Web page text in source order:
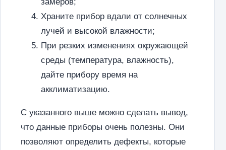
Храните прибор вдали от солнечных
лучей и высокой влажности;
При резких изменениях окружающей
среды (температура, влажность),
дайте прибору время на
акклиматизацию.
С указанного выше можно сделать вывод,
что данные приборы очень полезны. Они
позволяют определить дефекты, которые